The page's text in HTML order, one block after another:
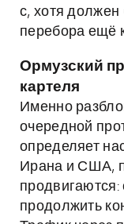
с, хотя
перебора ещё
Ормузский
картеля
Именно
очередной
определяет
Ирана и США,
продолжить